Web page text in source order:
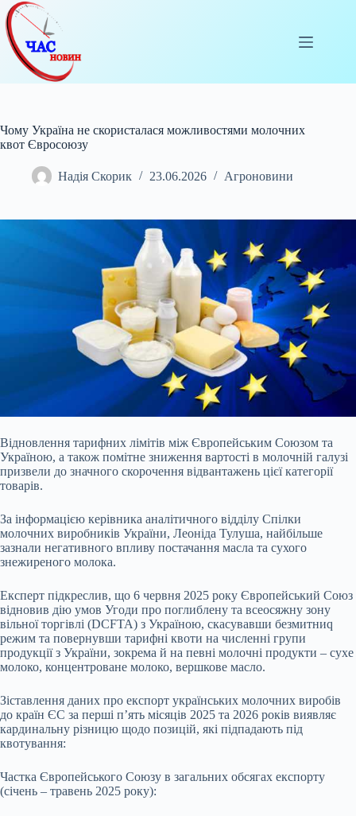
Перейти
до
вмісту
Чому Україна не скористалася можливостями молочних
квот Євросоюзу
Надія Скорик 23.06.2026 Агроновини
Відновлення тарифних лімітів між Європейським Союзом та
Україною, а також помітне зниження вартості в молочній галузі
призвели до значного скорочення відвантажень цієї категорії
товарів.
За інформацією керівника аналітичного відділу Спілки
молочних виробників України, Леоніда Тулуша, найбільше
зазнали негативного впливу постачання масла та сухого
знежиреного молока.
Експерт підкреслив, що 6 червня 2025 року Європейський Союз
відновив дію умов Угоди про поглиблену та всеосяжну зону
вільної торгівлі (DCFTA) з Україною, скасувавши безмитниq
режим та повернувши тарифні квоти на численні групи
продукції з України, зокрема й на певні молочні продукти – сухе
молоко, концентроване молоко, вершкове масло.
Зіставлення даних про експорт українських молочних виробів
до країн ЄС за перші п’ять місяців 2025 та 2026 років виявляє
кардинальну різницю щодо позицій, які підпадають під
квотування:
Частка Європейського Союзу в загальних обсягах експорту
(січень – травень 2025 року):